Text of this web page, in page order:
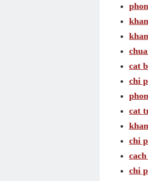
cat
chi
cat
chi
chi